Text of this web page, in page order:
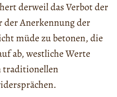
derweil das Verbot der
der Anerkennung der
müde zu betonen, die
ab, westliche Werte
traditionellen